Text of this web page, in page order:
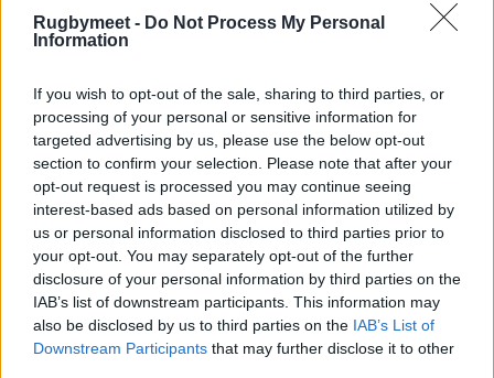
Rugbymeet - Do Not Process My Personal
Information
If you wish to opt-out of the sale, sharing to third parties, or
processing of your personal or sensitive information for
targeted advertising by us, please use the below opt-out
section to confirm your selection. Please note that after your
opt-out request is processed you may continue seeing
interest-based ads based on personal information utilized by
us or personal information disclosed to third parties prior to
your opt-out. You may separately opt-out of the further
disclosure of your personal information by third parties on the
IAB’s list of downstream participants. This information may
also be disclosed by us to third parties on the IAB’s List of
Downstream Participants that may further disclose it to other
And. 13 dicembre ore 14:30; Rit. 4 aprile ore
15:30
Mogliano Veneto Rugby – Sitav Rugby Lyons
Valorugby Emilia – Fiamme Oro Rugby
Petrarca Rugby – Biella Rugby Club
Rangers Vicenza – Rugby Viadana 1970
7° turno
And. 10 gennaio ore 14:30; Rit. 11 aprile ore
15:30
Femi CZ Rugby Rovigo – Rugby Viadana 1970
Sitav Rugby Lyons – Valorugby Emilia